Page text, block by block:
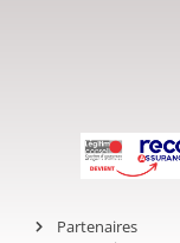
Partenaires